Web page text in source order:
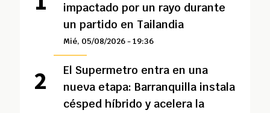
impactado por un rayo durante
un partido en Tailandia
Mié, 05/08/2026 - 19:36
El Supermetro entra en una
nueva etapa: Barranquilla instala
césped híbrido y acelera la